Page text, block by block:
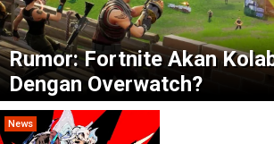
Rumor: Fortnite Akan
Dengan Overwatch?
News